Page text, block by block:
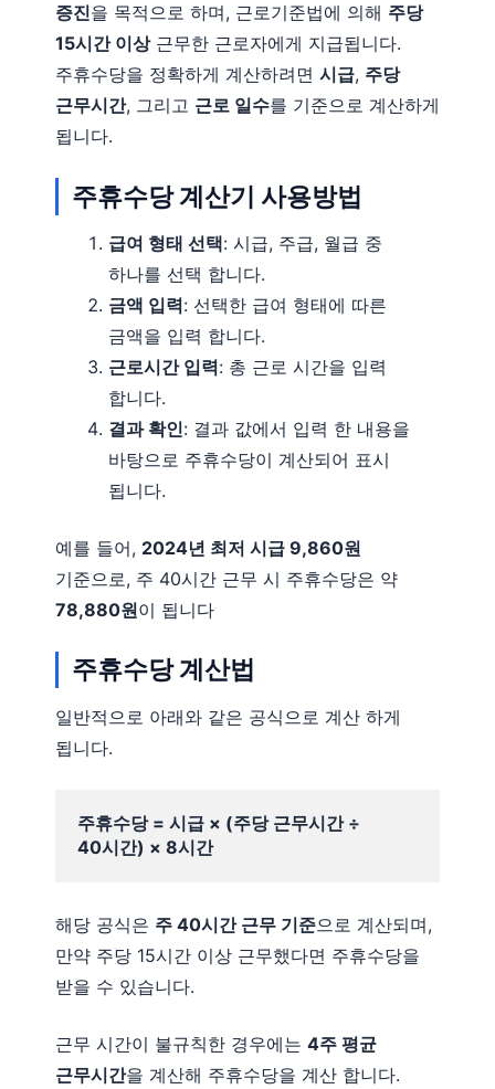
증진을 목적으로 하며, 근로기준법에 의해 주당
15시간 이상근무한 근로자에게 지급됩니다.
주휴수당을 정확하게 계산하려면 시급, 주당
근무시간, 그리고 근로 일수를 기준으로 계산하게
됩니다.
주휴수당 계산기 사용방법
급여 형태 선택: 시급, 주급, 월급 중
하나를 선택 합니다.
금액 입력: 선택한 급여 형태에 따른
금액을 입력 합니다.
근로시간 입력: 총 근로 시간을 입력
합니다.
결과 확인: 결과 값에서 입력 한 내용을
바탕으로 주휴수당이 계산되어 표시
됩니다.
예를 들어, 2024년 최저 시급 9,860원
기준으로, 주 40시간 근무 시 주휴수당은 약
78,880원이 됩니다
주휴수당 계산법
일반적으로 아래와 같은 공식으로 계산 하게
됩니다.
주휴수당 = 시급 × (주당 근무시간 ÷
40시간) × 8시간
해당 공식은 주 40시간 근무 기준으로 계산되며,
만약 주당 15시간 이상 근무했다면 주휴수당을
받을 수 있습니다.
근무 시간이 불규칙한 경우에는 4주 평균
근무시간을 계산해 주휴수당을 계산 합니다.